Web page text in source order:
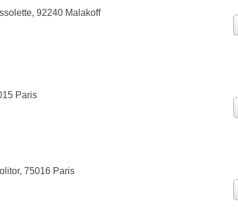
92240 Malakoff
Paris
75016 Paris